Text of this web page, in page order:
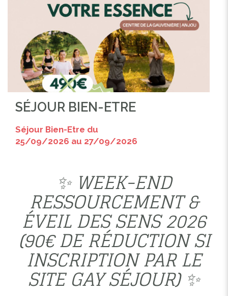
SÉJOUR BIEN-ETRE
Séjour Bien-Etre du
25/09/2026 au 27/09/2026
✨ WEEK-END
RESSOURCEMENT &
ÉVEIL DES SENS 2026
(90€ DE RÉDUCTION SI
INSCRIPTION PAR LE
SITE GAY SÉJOUR) ✨